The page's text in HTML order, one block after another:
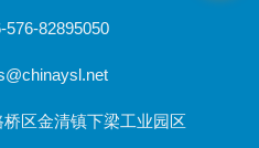
576-82895050
区金清镇下梁工业园区